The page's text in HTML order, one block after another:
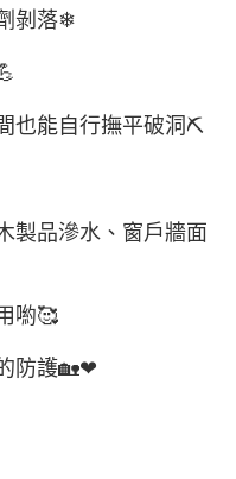
剝落❄
也能自行撫平破洞⛏
製品滲水、窗戶牆面
喲🥰
防護🏡❤